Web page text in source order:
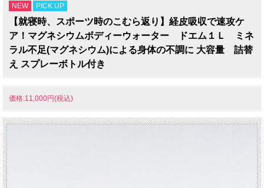
NEW PICK UP
【就寝時、スポーツ時のこむら返り】経皮吸収で速攻ケ
ア！マグネシウムボディーウォーター ドエム１Ｌ ミネ
ラル不足(マグネシウム)による身体の不調に 大容量 詰替
え スプレーボトル付き
価格:11,000円(税込)